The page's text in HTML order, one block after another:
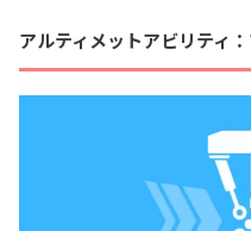
アルティメットアビリティ